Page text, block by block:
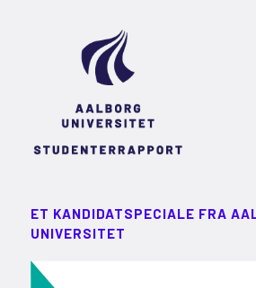
ET KANDIDATSPECIALE FRA
UNIVERSITET